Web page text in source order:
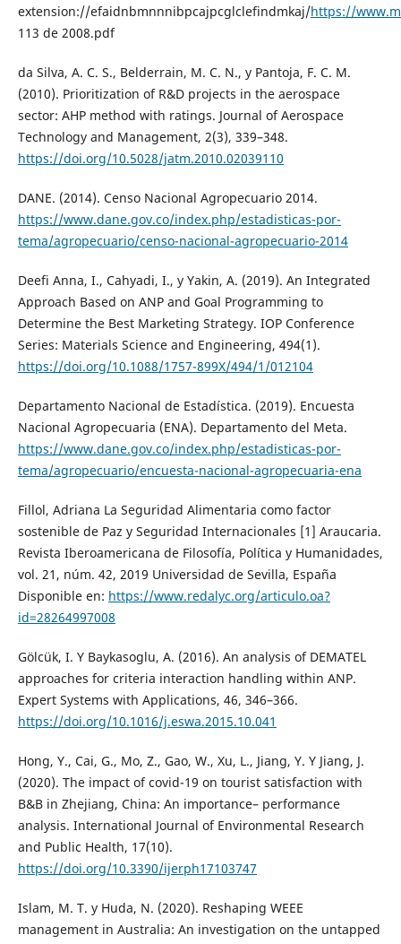
extension://efaidnbmnnnibpcajpcglclefindmkaj/https://
113 de 2008.pdf
da Silva, A. C. S., Belderrain, M. C. N., y Pantoja, F. C. M.
(2010). Prioritization of R&D projects in the aerospace
sector: AHP method with ratings. Journal of Aerospace
Technology and Management, 2(3), 339–348.
https://doi.org/10.5028/jatm.2010.02039110
DANE. (2014). Censo Nacional Agropecuario 2014.
https://www.dane.gov.co/index.php/estadisticas-por-
tema/agropecuario/censo-nacional-agropecuario-2014
Deefi Anna, I., Cahyadi, I., y Yakin, A. (2019). An Integrated
Approach Based on ANP and Goal Programming to
Determine the Best Marketing Strategy. IOP Conference
Series: Materials Science and Engineering, 494(1).
https://doi.org/10.1088/1757-899X/494/1/012104
Departamento Nacional de Estadística. (2019). Encuesta
Nacional Agropecuaria (ENA). Departamento del Meta.
https://www.dane.gov.co/index.php/estadisticas-por-
tema/agropecuario/encuesta-nacional-agropecuaria-ena
Fillol, Adriana La Seguridad Alimentaria como factor
sostenible de Paz y Seguridad Internacionales [1] Araucaria.
Revista Iberoamericana de Filosofía, Política y Humanidades,
vol. 21, núm. 42, 2019 Universidad de Sevilla, España
Disponible en: https://www.redalyc.org/articulo.oa?
id=28264997008
Gölcük, I. Y Baykasoglu, A. (2016). An analysis of DEMATEL
approaches for criteria interaction handling within ANP.
Expert Systems with Applications, 46, 346–366.
https://doi.org/10.1016/j.eswa.2015.10.041
Hong, Y., Cai, G., Mo, Z., Gao, W., Xu, L., Jiang, Y. Y Jiang, J.
(2020). The impact of covid-19 on tourist satisfaction with
B&B in Zhejiang, China: An importance– performance
analysis. International Journal of Environmental Research
and Public Health, 17(10).
https://doi.org/10.3390/ijerph17103747
Islam, M. T. y Huda, N. (2020). Reshaping WEEE
management in Australia: An investigation on the untapped